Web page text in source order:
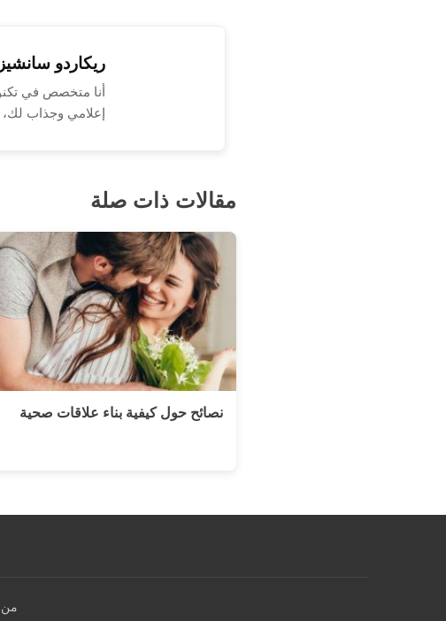
نصائح حول كيفية بناء علاقات صحية
من